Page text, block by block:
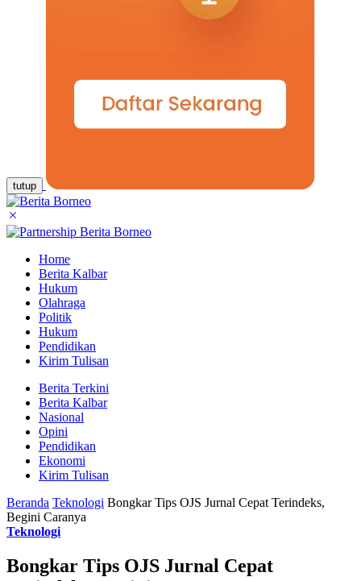
tutup
Home
Berita Kalbar
Hukum
Olahraga
Politik
Hukum
Pendidikan
Kirim Tulisan
Berita Terkini
Berita Kalbar
Nasional
Opini
Pendidikan
Ekonomi
Kirim Tulisan
Beranda Teknologi Bongkar Tips OJS Jurnal Cepat Terindeks,
Begini Caranya
Teknologi
Bongkar Tips OJS Jurnal Cepat